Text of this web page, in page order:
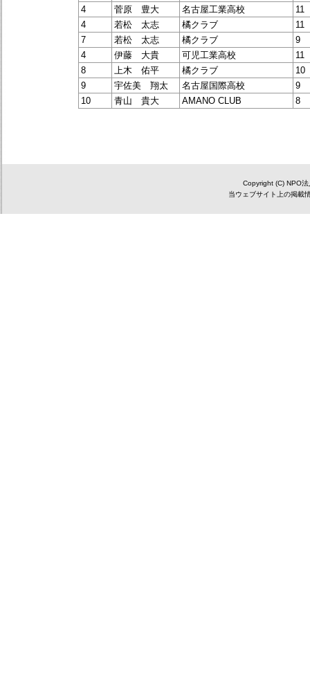
4
菅原 豊大 名古屋工業高校
11
4
若松 太志 橘クラブ
11
7
若松 太志 橘クラブ
9
4
伊藤 大貴 可児工業高校
11
8
上木 佑平 橘クラブ
10
9
宇佐美 翔太 名古屋国際高校
9
10
青山 貴大 AMANO CLUB 8
Copyright (C) NPO
当ウェブサイト上の掲載